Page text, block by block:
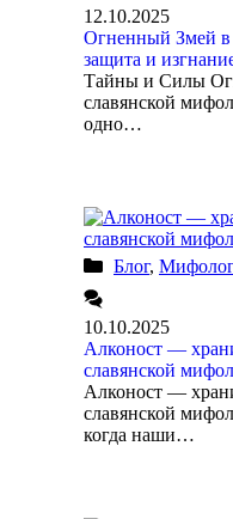
12.10.2025
Огненный Змей в
защита и
Тайны и Силы
славянской
одно…
Блог,
10.10.2025
Алконост —
славянской
Алконост —
славянской
когда наши…